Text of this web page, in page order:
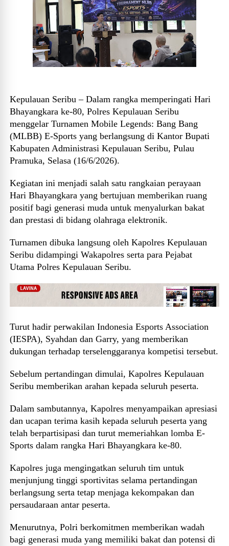
Kepulauan Seribu – Dalam rangka memperingati Hari
Bhayangkara ke-80, Polres Kepulauan Seribu
menggelar Turnamen Mobile Legends: Bang Bang
(MLBB) E-Sports yang berlangsung di Kantor Bupati
Kabupaten Administrasi Kepulauan Seribu, Pulau
Pramuka, Selasa (16/6/2026).
Kegiatan ini menjadi salah satu rangkaian perayaan
Hari Bhayangkara yang bertujuan memberikan ruang
positif bagi generasi muda untuk menyalurkan bakat
dan prestasi di bidang olahraga elektronik.
Turnamen dibuka langsung oleh Kapolres Kepulauan
Seribu didampingi Wakapolres serta para Pejabat
Utama Polres Kepulauan Seribu.
Turut hadir perwakilan Indonesia Esports Association
(IESPA), Syahdan dan Garry, yang memberikan
dukungan terhadap terselenggaranya kompetisi tersebut.
Sebelum pertandingan dimulai, Kapolres Kepulauan
Seribu memberikan arahan kepada seluruh peserta.
Dalam sambutannya, Kapolres menyampaikan apresiasi
dan ucapan terima kasih kepada seluruh peserta yang
telah berpartisipasi dan turut memeriahkan lomba E-
Sports dalam rangka Hari Bhayangkara ke-80.
Kapolres juga mengingatkan seluruh tim untuk
menjunjung tinggi sportivitas selama pertandingan
berlangsung serta tetap menjaga kekompakan dan
persaudaraan antar peserta.
Menurutnya, Polri berkomitmen memberikan wadah
bagi generasi muda yang memiliki bakat dan potensi di